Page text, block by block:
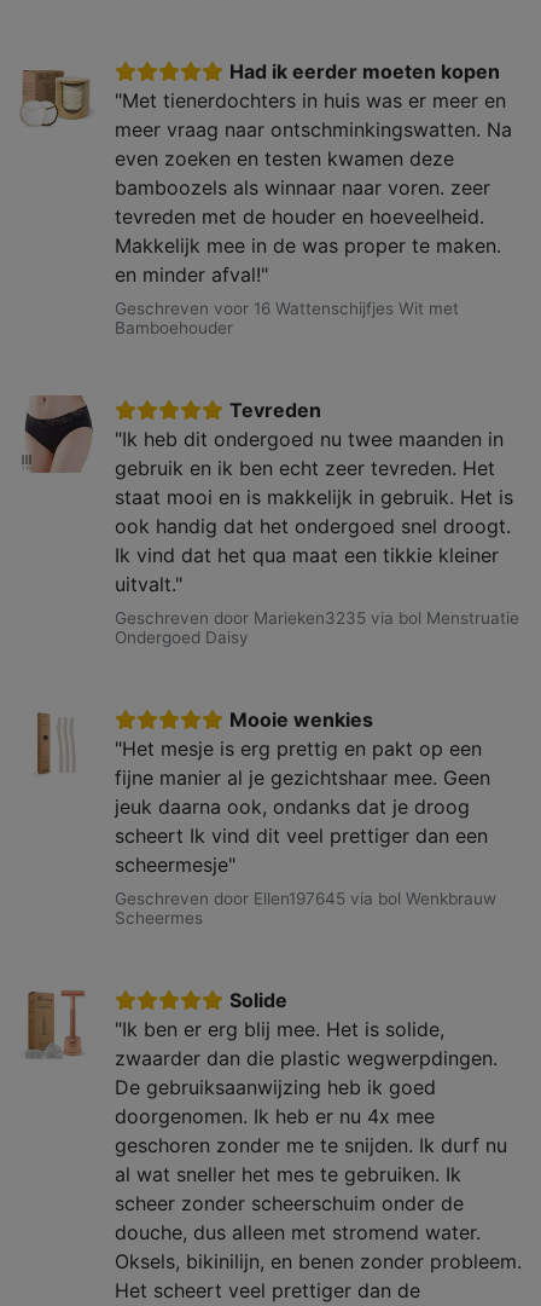
Had ik eerder moeten kopen
"Met tienerdochters in huis was er meer en
meer vraag naar ontschminkingswatten. Na
even zoeken en testen kwamen deze
bamboozels als winnaar naar voren. zeer
tevreden met de houder en hoeveelheid.
Makkelijk mee in de was proper te maken.
en minder afval!"
Geschreven voor 16 Wattenschijfjes Wit met
Bamboehouder
Tevreden
"Ik heb dit ondergoed nu twee maanden in
gebruik en ik ben echt zeer tevreden. Het
staat mooi en is makkelijk in gebruik. Het is
ook handig dat het ondergoed snel droogt.
Ik vind dat het qua maat een tikkie kleiner
uitvalt."
Geschreven door Marieken3235 via bol Menstruatie
Ondergoed Daisy
Mooie wenkies
"Het mesje is erg prettig en pakt op een
fijne manier al je gezichtshaar mee. Geen
jeuk daarna ook, ondanks dat je droog
scheert Ik vind dit veel prettiger dan een
scheermesje"
Geschreven door Ellen197645 via bol Wenkbrauw
Scheermes
Solide
"Ik ben er erg blij mee. Het is solide,
zwaarder dan die plastic wegwerpdingen.
De gebruiksaanwijzing heb ik goed
doorgenomen. Ik heb er nu 4x mee
geschoren zonder me te snijden. Ik durf nu
al wat sneller het mes te gebruiken. Ik
scheer zonder scheerschuim onder de
douche, dus alleen met stromend water.
Oksels, bikinilijn, en benen zonder probleem.
Het scheert veel prettiger dan de